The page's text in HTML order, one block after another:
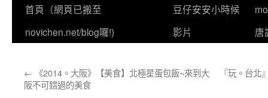
首頁（網頁已搬至
novichen.net/blog囉!)
豆仔安安小時候
影片
唐
← 《2014。大阪》【美食】北極星蛋包飯~來到大
阪不可錯過的美食
『玩。台